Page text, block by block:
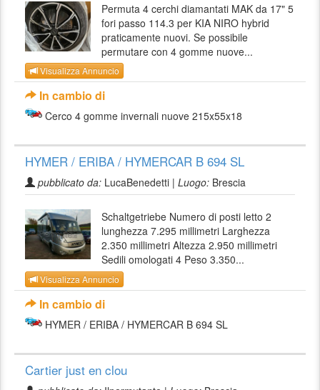
Permuta 4 cerchi diamantati MAK da 17" 5
fori passo 114.3 per KIA NIRO hybrid
praticamente nuovi. Se possibile
permutare con 4 gomme nuove...
Visualizza Annuncio
In cambio di
Cerco 4 gomme invernali nuove 215x55x18
HYMER / ERIBA / HYMERCAR B 694 SL
pubblicato da: LucaBenedetti | Luogo: Brescia
Schaltgetriebe Numero di posti letto 2
lunghezza 7.295 millimetri Larghezza
2.350 millimetri Altezza 2.950 millimetri
Sedili omologati 4 Peso 3.350...
Visualizza Annuncio
In cambio di
HYMER / ERIBA / HYMERCAR B 694 SL
Cartier just en clou